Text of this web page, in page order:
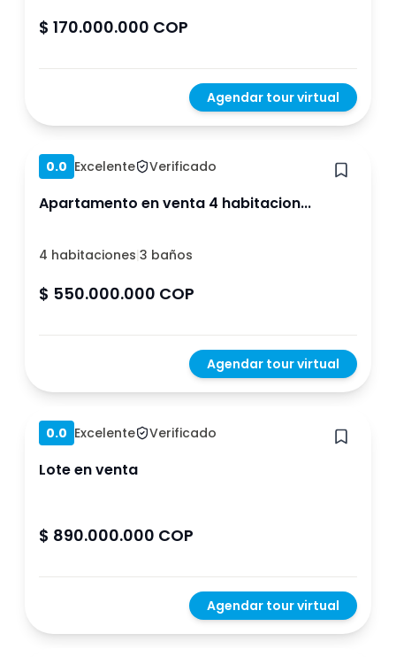
$ 170.000.000 COP
Agendar tour virtual
Hace 1 año
0.0 Excelente Verificado
Apartamento en venta 4 habitacion...
4 habitaciones|3 baños
$ 550.000.000 COP
Agendar tour virtual
Hace 1 año
0.0 Excelente Verificado
Lote en venta
$ 890.000.000 COP
Agendar tour virtual
Hace 1 año